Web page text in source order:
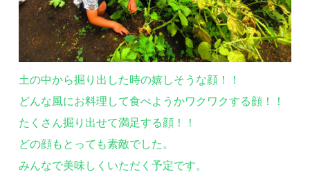
土の中から掘り出した時の嬉しそうな顔！！
どんな風にお料理して食べようかワクワクする顔！！
たくさん掘り出せて満足する顔！！
どの顔もとっても素敵でした。
みんなで美味しくいただく予定です。